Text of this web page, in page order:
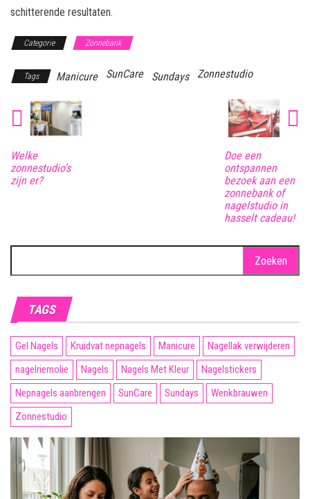
schitterende resultaten.
Categorie Zonnebank
Tags Manicure SunCare Sundays Zonnestudio
Welke
zonnestudio’s
zijn er?
Doe een
ontspannen
bezoek aan een
zonnebank of
nagelstudio in
hasselt cadeau!
naar:
TAGS
Gel Nagels Kruidvat nepnagels Manicure
Nagellak verwijderen
nagelriemolie
Nagels Nagels Met Kleur
Nagelstickers
Nepnagels aanbrengen
SunCare Sundays
Wenkbrauwen
Zonnestudio